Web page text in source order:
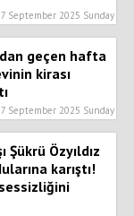
7 September 2025 Sunday
geçen hafta
kirası
7 September 2025 Sunday
Şükrü Özyıldız
karıştı!